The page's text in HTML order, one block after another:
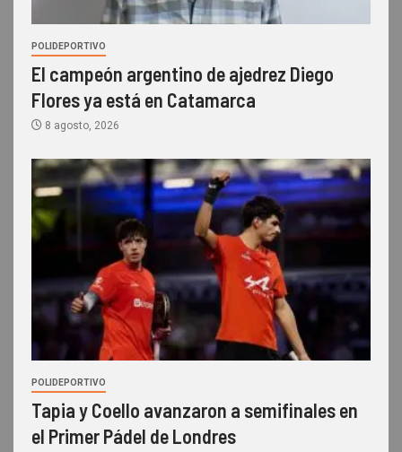
POLIDEPORTIVO
El campeón argentino de ajedrez Diego
Flores ya está en Catamarca
8 agosto, 2026
POLIDEPORTIVO
Tapia y Coello avanzaron a semifinales en
el Primer Pádel de Londres